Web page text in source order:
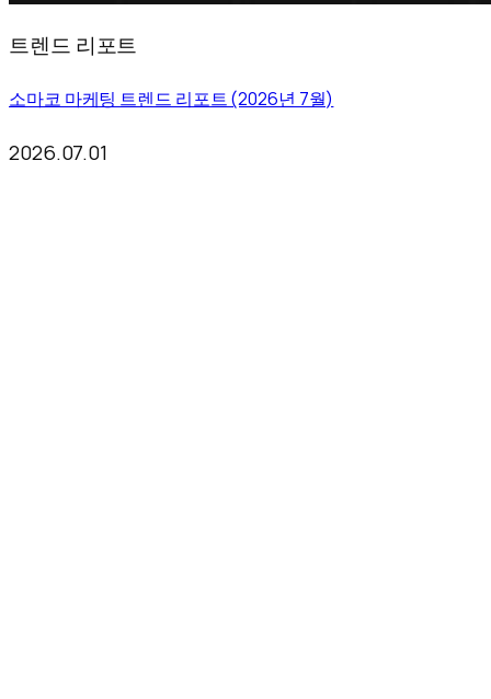
트렌드 리포트
소마코 마케팅 트렌드 리포트 (2026년 7월)
2026.07.01